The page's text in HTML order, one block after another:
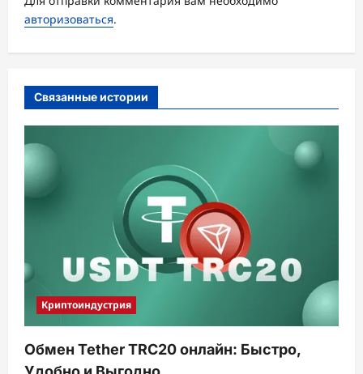
я
з
а
п
и
авторизоваться.
Связанные истории
Криптоиндустрия
Обмен Tether TRC20 онлайн: Быстро,